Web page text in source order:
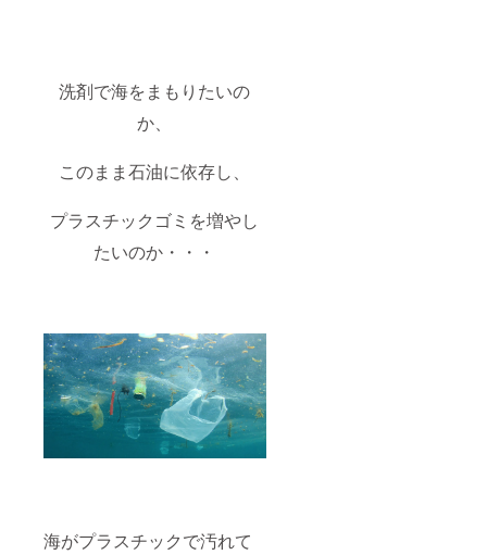
洗剤で海をまもりたいの
か、
このまま石油に依存し、
プラスチックゴミを増やし
たいのか・・・
海がプラスチックで汚れて